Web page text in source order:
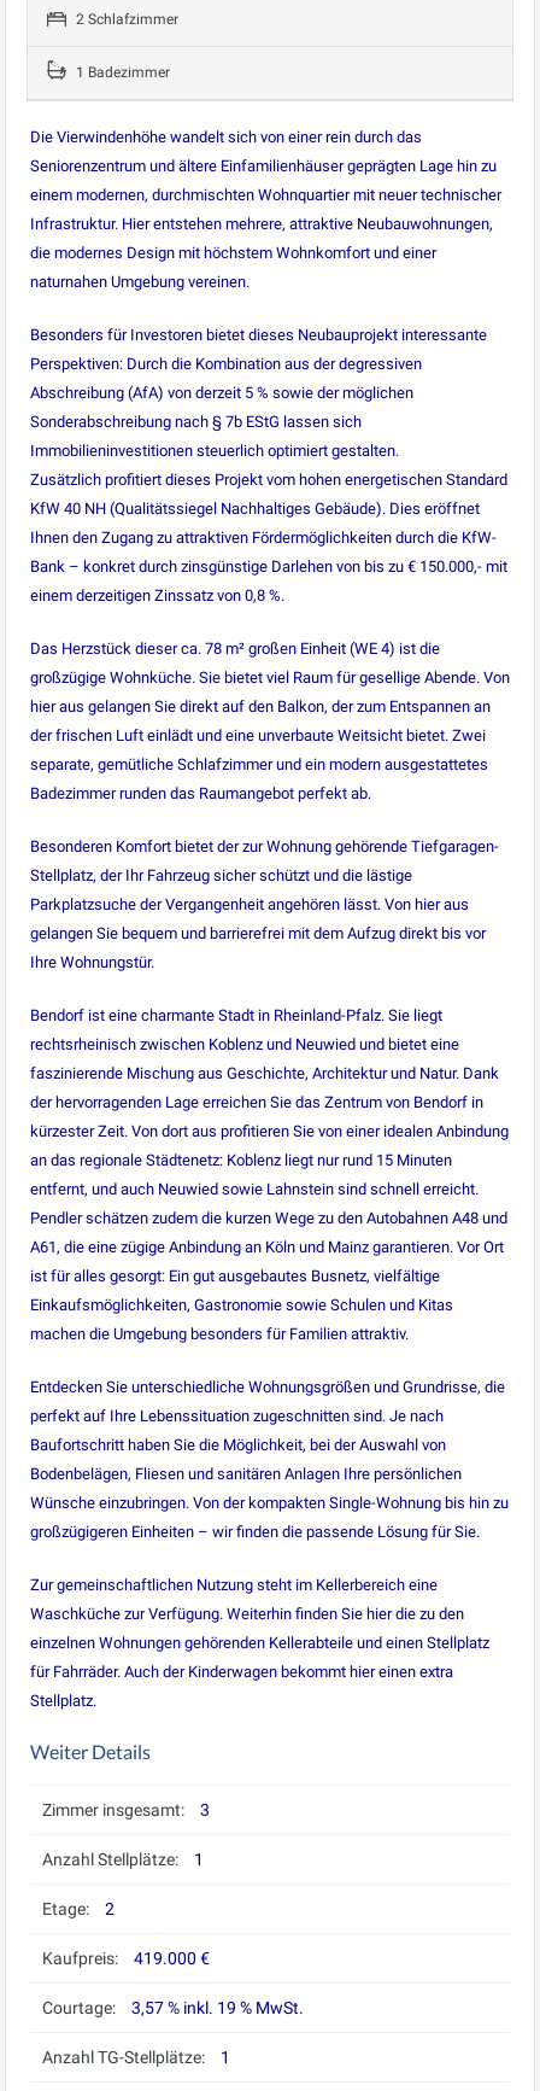
2 Schlafzimmer
1 Badezimmer
Die Vierwindenhöhe wandelt sich von einer rein durch das
Seniorenzentrum und ältere Einfamilienhäuser geprägten Lage hin zu
einem modernen, durchmischten Wohnquartier mit neuer technischer
Infrastruktur. Hier entstehen mehrere, attraktive Neubauwohnungen,
die modernes Design mit höchstem Wohnkomfort und einer
naturnahen Umgebung vereinen.
Besonders für Investoren bietet dieses Neubauprojekt interessante
Perspektiven: Durch die Kombination aus der degressiven
Abschreibung (AfA) von derzeit 5 % sowie der möglichen
Sonderabschreibung nach § 7b EStG lassen sich
Immobilieninvestitionen steuerlich optimiert gestalten.
Zusätzlich profitiert dieses Projekt vom hohen energetischen Standard
KfW 40 NH (Qualitätssiegel Nachhaltiges Gebäude). Dies eröffnet
Ihnen den Zugang zu attraktiven Fördermöglichkeiten durch die KfW-
Bank – konkret durch zinsgünstige Darlehen von bis zu € 150.000,- mit
einem derzeitigen Zinssatz von 0,8 %.
Das Herzstück dieser ca. 78 m² großen Einheit (WE 4) ist die
großzügige Wohnküche. Sie bietet viel Raum für gesellige Abende. Von
hier aus gelangen Sie direkt auf den Balkon, der zum Entspannen an
der frischen Luft einlädt und eine unverbaute Weitsicht bietet. Zwei
separate, gemütliche Schlafzimmer und ein modern ausgestattetes
Badezimmer runden das Raumangebot perfekt ab.
Besonderen Komfort bietet der zur Wohnung gehörende Tiefgaragen-
Stellplatz, der Ihr Fahrzeug sicher schützt und die lästige
Parkplatzsuche der Vergangenheit angehören lässt. Von hier aus
gelangen Sie bequem und barrierefrei mit dem Aufzug direkt bis vor
Ihre Wohnungstür.
Bendorf ist eine charmante Stadt in Rheinland-Pfalz. Sie liegt
rechtsrheinisch zwischen Koblenz und Neuwied und bietet eine
faszinierende Mischung aus Geschichte, Architektur und Natur. Dank
der hervorragenden Lage erreichen Sie das Zentrum von Bendorf in
kürzester Zeit. Von dort aus profitieren Sie von einer idealen Anbindung
an das regionale Städtenetz: Koblenz liegt nur rund 15 Minuten
entfernt, und auch Neuwied sowie Lahnstein sind schnell erreicht.
Pendler schätzen zudem die kurzen Wege zu den Autobahnen A48 und
A61, die eine zügige Anbindung an Köln und Mainz garantieren. Vor Ort
ist für alles gesorgt: Ein gut ausgebautes Busnetz, vielfältige
Einkaufsmöglichkeiten, Gastronomie sowie Schulen und Kitas
machen die Umgebung besonders für Familien attraktiv.
Entdecken Sie unterschiedliche Wohnungsgrößen und Grundrisse, die
perfekt auf Ihre Lebenssituation zugeschnitten sind. Je nach
Baufortschritt haben Sie die Möglichkeit, bei der Auswahl von
Bodenbelägen, Fliesen und sanitären Anlagen Ihre persönlichen
Wünsche einzubringen. Von der kompakten Single-Wohnung bis hin zu
großzügigeren Einheiten – wir finden die passende Lösung für Sie.
Zur gemeinschaftlichen Nutzung steht im Kellerbereich eine
Waschküche zur Verfügung. Weiterhin finden Sie hier die zu den
einzelnen Wohnungen gehörenden Kellerabteile und einen Stellplatz
für Fahrräder. Auch der Kinderwagen bekommt hier einen extra
Stellplatz.
Weiter Details
Zimmer insgesamt: 3
Anzahl Stellplätze: 1
Etage: 2
Kaufpreis: 419.000 €
Courtage: 3,57 % inkl. 19 % MwSt.
Anzahl TG-Stellplätze: 1